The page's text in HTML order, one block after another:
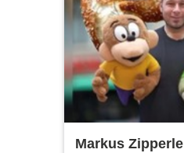
Markus Zipperle